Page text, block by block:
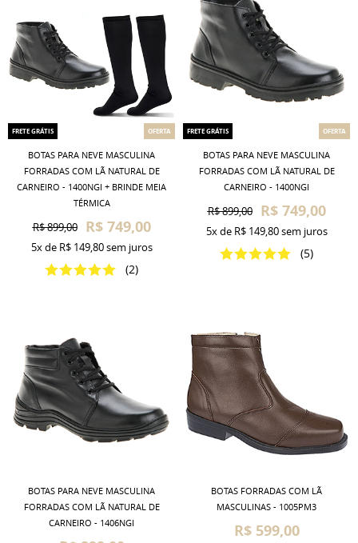
OFERTA
FRETE GRÁTIS
BOTAS PARA NEVE MASCULINA
FORRADAS COM LÃ NATURAL DE
CARNEIRO - 1400NGI + BRINDE MEIA
TÉRMICA
R$ 899,00 R$ 749,00
(2)
5xde R$ 149,80sem juros
OFERTA
FRETE GRÁTIS
BOTAS PARA NEVE MASCULINA
FORRADAS COM LÃ NATURAL DE
CARNEIRO - 1400NGI
R$ 899,00 R$ 749,00
(5)
5xde R$ 149,80sem juros
BOTAS PARA NEVE MASCULINA
FORRADAS COM LÃ NATURAL DE
CARNEIRO - 1406NGI
BOTAS FORRADAS COM LÃ
MASCULINAS - 1005PM3
R$ 599,00